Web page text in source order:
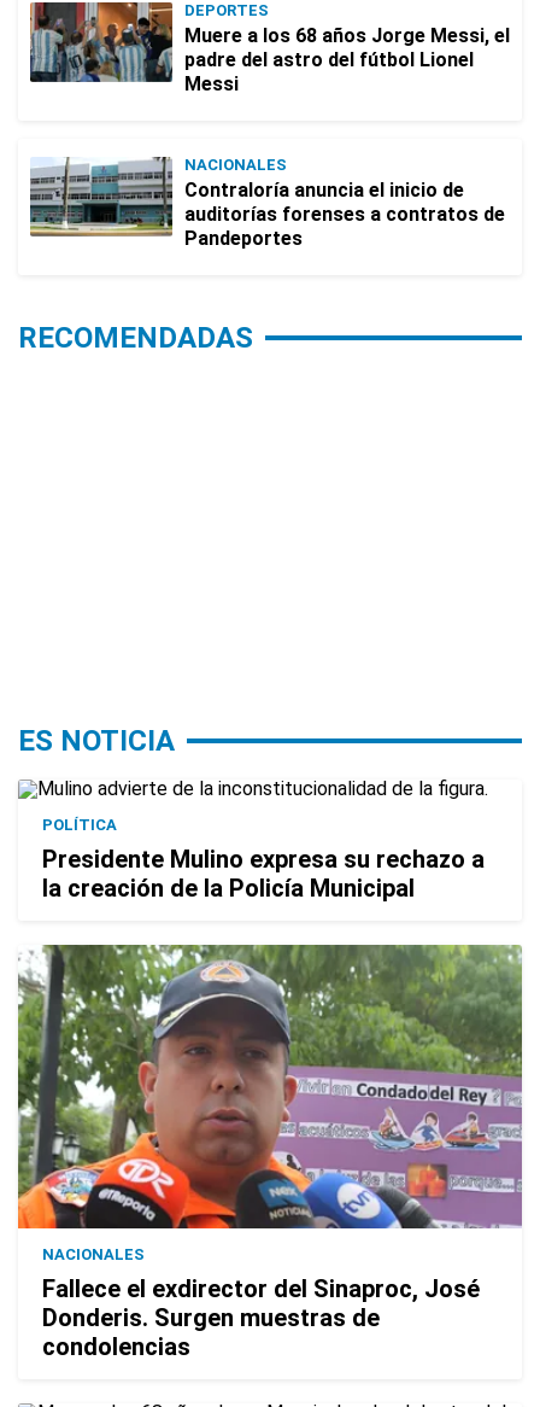
DEPORTES
Muere a los 68 años Jorge Messi, el
padre del astro del fútbol Lionel
Messi
NACIONALES
Contraloría anuncia el inicio de
auditorías forenses a contratos de
Pandeportes
RECOMENDADAS
ES NOTICIA
POLÍTICA
Presidente Mulino expresa su rechazo a
la creación de la Policía Municipal
NACIONALES
Fallece el exdirector del Sinaproc, José
Donderis. Surgen muestras de
condolencias